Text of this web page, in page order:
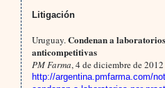
Litigación
Uruguay.Condenan a
anticompetitivas
PM Farma, 4 de diciembre de 2012
http://argentina.pmfarma.com/